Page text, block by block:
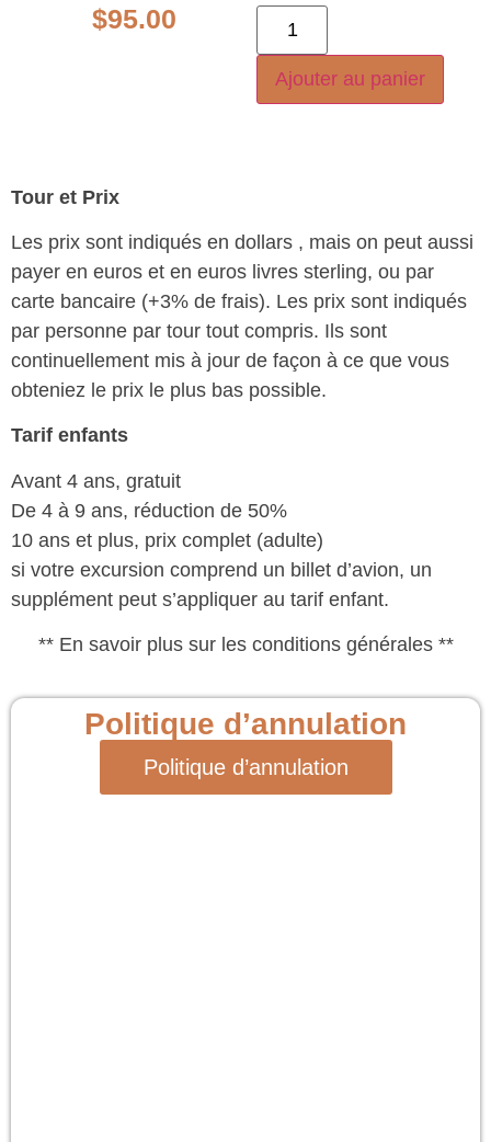
$95.00
Ajouter au panier
Tour et Prix
Les prix sont indiqués en dollars , mais on peut aussi
payer en euros et en euros livres sterling, ou par
carte bancaire (+3% de frais). Les prix sont indiqués
par personne par tour tout compris. Ils sont
continuellement mis à jour de façon à ce que vous
obteniez le prix le plus bas possible.
Tarif enfants
Avant 4 ans, gratuit
De 4 à 9 ans, réduction de 50%
10 ans et plus, prix complet (adulte)
si votre excursion comprend un billet d’avion, un
supplément peut s’appliquer au tarif enfant.
** En savoir plus sur les conditions générales **
Politique d’annulation
Politique d’annulation